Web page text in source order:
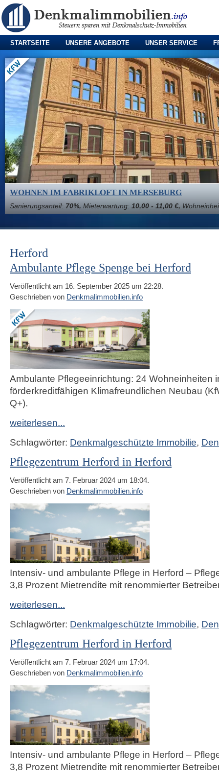
STARTSEITE UNSERE ANGEBOTE UNSER SERVICE
WOHNEN IM FABRIKLOFT IN MERSEBURG
Sanierungsanteil: 70%, Mieterwartung: 10,00 - 11,00 €,
Herford
Ambulante Pflege Spenge bei Herford
Veröffentlicht am 16. September 2025 um 22:28.
Geschrieben von Denkmalimmobilien.info
Ambulante Pflegeeinrichtung: 24 Wohneinheiten
förderkreditfähigen Klimafreundlichen Neubau
Q+).
weiterlesen...
Schlagwörter: Denkmalgeschützte Immobilie,
Pflegezentrum Herford in Herford
Veröffentlicht am 7. Februar 2024 um 18:04.
Geschrieben von Denkmalimmobilien.info
Intensiv- und ambulante Pflege in Herford –
3,8 Prozent Mietrendite mit renommierter
weiterlesen...
Schlagwörter: Denkmalgeschützte Immobilie,
Pflegezentrum Herford in Herford
Veröffentlicht am 7. Februar 2024 um 17:04.
Geschrieben von Denkmalimmobilien.info
Intensiv- und ambulante Pflege in Herford –
3,8 Prozent Mietrendite mit renommierter